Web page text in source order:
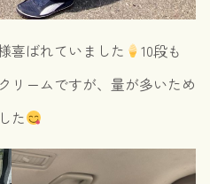
喜ばれていました
10段も
リームですが、量が多いため
た